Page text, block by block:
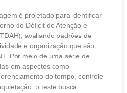
é projetado para identificar
do Déficit de Atenção e
avaliando padrões de
e organização que são
Por meio de uma série de
em aspectos como
do tempo, controle
o teste busca